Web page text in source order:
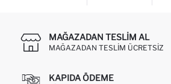
MAĞAZADAN TESLIM AL
MAĞAZADAN TESLIM ÜCRETSIZ
KAPIDA ÖDEME